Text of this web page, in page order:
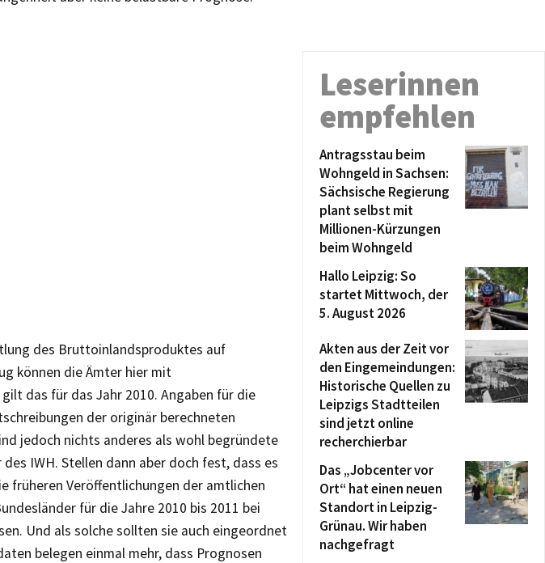
des Bruttoinlandsproduktes auf
können die Ämter hier mit
das für das Jahr 2010. Angaben für die
der originär berechneten
jedoch nichts anderes als wohl begründete
IWH. Stellen dann aber doch fest, dass es
früheren Veröffentlichungen der amtlichen
für die Jahre 2010 bis 2011 bei
Und als solche sollten sie auch eingeordnet
belegen einmal mehr, dass Prognosen
Leserinnen
empfehlen
Antragsstau beim
Wohngeld in Sachsen:
Sächsische Regierung
plant selbst mit
Millionen-Kürzungen
beim Wohngeld
Hallo Leipzig: So
startet Mittwoch, der
5. August 2026
Akten aus der Zeit vor
den Eingemeindungen:
Historische Quellen zu
Leipzigs Stadtteilen
sind jetzt online
recherchierbar
Das „Jobcenter vor
Ort“ hat einen neuen
Standort in Leipzig-
Grünau. Wir haben
nachgefragt